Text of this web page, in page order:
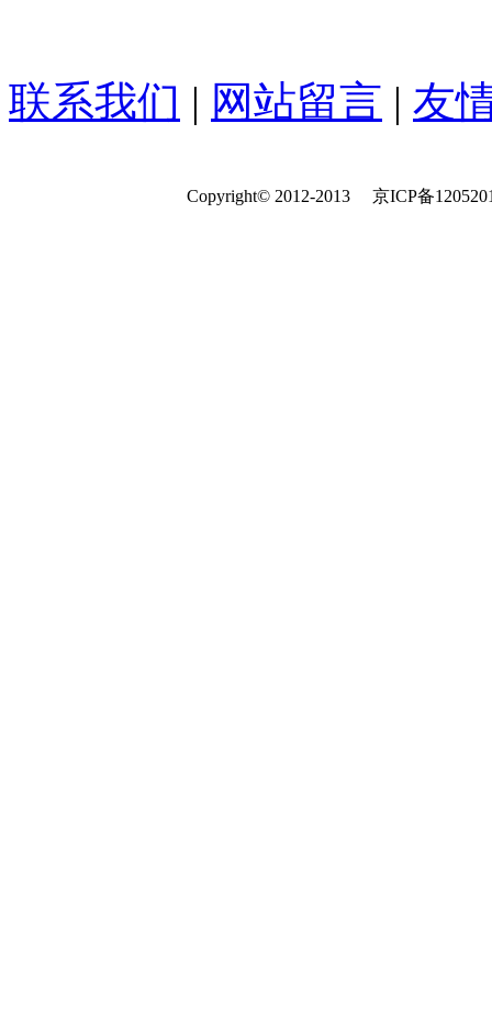
联系我们 | 网站留言 | 友
Copyright© 2012-2013 京ICP备